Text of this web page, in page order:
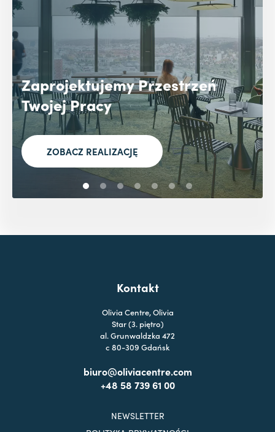
Zaprojektujemy Przestrzeń
Twojej Pracy
ZOBACZ REALIZACJĘ
Kontakt
Olivia Centre, Olivia
Star (3. piętro)
al. Grunwaldzka 472
c 80-309 Gdańsk
biuro@oliviacentre.com
+48 58 739 61 00
NEWSLETTER